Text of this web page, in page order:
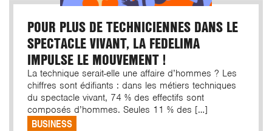
POUR PLUS DE TECHNICIENNES DANS LE
SPECTACLE VIVANT, LA FEDELIMA
IMPULSE LE MOUVEMENT !
La technique serait-elle une affaire d’hommes ? Les
chiffres sont édifiants : dans les métiers techniques
du spectacle vivant, 74 % des effectifs sont
composés d’hommes. Seules 11 % des […]
BUSINESS